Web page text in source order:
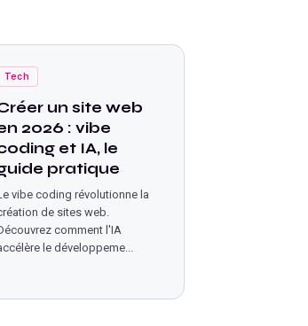
Tech
un site web
2026 : vibe
et IA, le
pratique
vibe coding révolutionne la
de sites web.
comment l'IA
le développeme...